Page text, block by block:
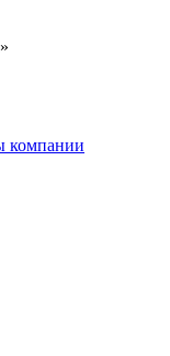
компании